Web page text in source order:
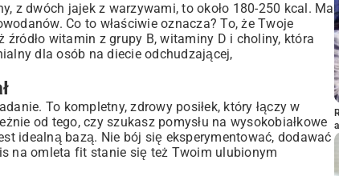
z dwóch jajek z warzywami, to około 180-250 kcal. Ma
Co to właściwie oznacza? To, że Twoje
witamin z grupy B, witaminy D i choliny, która
dla osób na diecie odchudzającej,
To kompletny, zdrowy posiłek, który łączy w
od tego, czy szukasz pomysłu na wysokobiałkowe
idealną bazą. Nie bój się eksperymentować, dodawać
na omleta fit stanie się też Twoim ulubionym